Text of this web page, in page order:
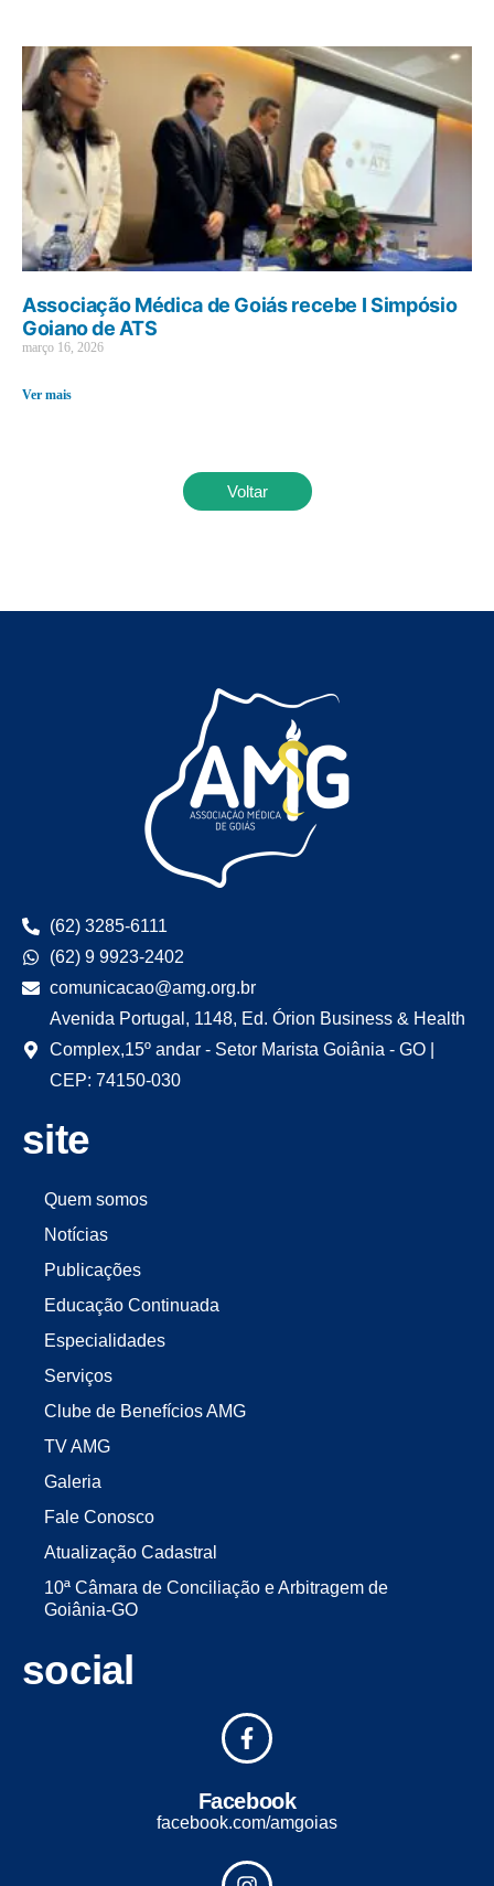
Associação Médica de Goiás recebe I Simpósio
Goiano de ATS
março 16, 2026
Ver mais
Voltar
(62) 3285-6111
(62) 9 9923-2402
comunicacao@amg.org.br
Avenida Portugal, 1148, Ed. Órion Business & Health
Complex,15º andar - Setor Marista Goiânia - GO |
CEP: 74150-030
site
Quem somos
Notícias
Publicações
Educação Continuada
Especialidades
Serviços
Clube de Benefícios AMG
TV AMG
Galeria
Fale Conosco
Atualização Cadastral
10ª Câmara de Conciliação e Arbitragem de
Goiânia-GO
social
Facebook
facebook.com/amgoias